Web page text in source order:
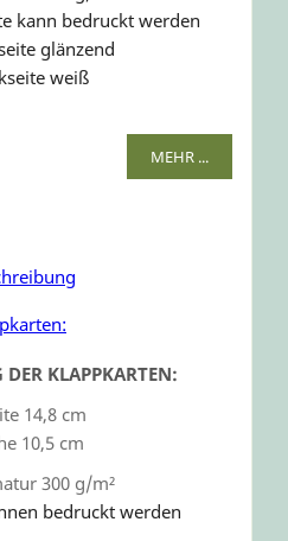
kann bedruckt werden
glänzend
weiß
MEHR ...
DER KLAPPKARTEN:
14,8 cm
10,5 cm
300 g/m²
bedruckt werden